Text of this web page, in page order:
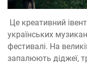
Це креативний
українських
фестивалі. На
запалюють діджеї,